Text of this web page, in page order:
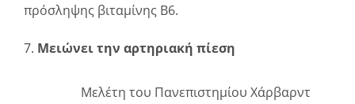
πρόσληψης βιταμίνης Β6.
7. Μειώνει την αρτηριακή πίεση
Μελέτη του Πανεπιστημίου Χάρβαρντ